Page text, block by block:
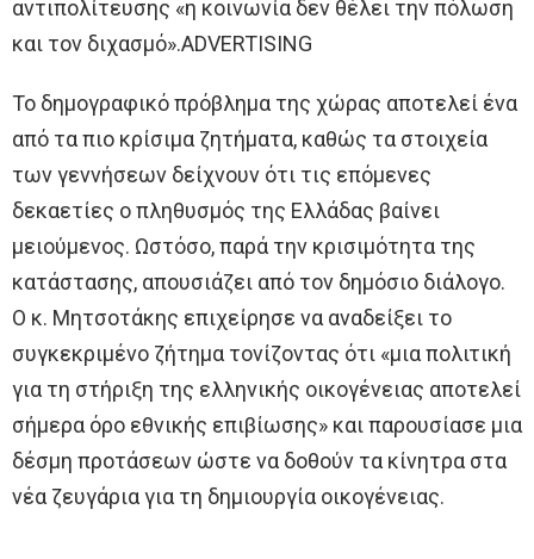
αντιπολίτευσης «η κοινωνία δεν θέλει την πόλωση
και τον διχασμό».ADVERTISING
Το δημογραφικό πρόβλημα της χώρας αποτελεί ένα
από τα πιο κρίσιμα ζητήματα, καθώς τα στοιχεία
των γεννήσεων δείχνουν ότι τις επόμενες
δεκαετίες ο πληθυσμός της Ελλάδας βαίνει
μειούμενος. Ωστόσο, παρά την κρισιμότητα της
κατάστασης, απουσιάζει από τον δημόσιο διάλογο.
Ο κ. Μητσοτάκης επιχείρησε να αναδείξει το
συγκεκριμένο ζήτημα τονίζοντας ότι «μια πολιτική
για τη στήριξη της ελληνικής οικογένειας αποτελεί
σήμερα όρο εθνικής επιβίωσης» και παρουσίασε μια
δέσμη προτάσεων ώστε να δοθούν τα κίνητρα στα
νέα ζευγάρια για τη δημιουργία οικογένειας.